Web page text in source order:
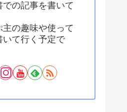
での記事を書いて
主の趣味や使って
いて行く予定で